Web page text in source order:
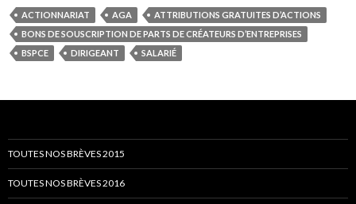
ACTIONNARIAT AGA
ATTRIBUTIONS GRATUITES D’ACTIONS
BONS DE SOUSCRIPTION DE PARTS DE CRÉATEURS D’ENTREPRISES
BSPCE
DIRIGEANT SALARIÉ
TOUTES NOS BRÈVES 2015
TOUTES NOS BRÈVES 2016